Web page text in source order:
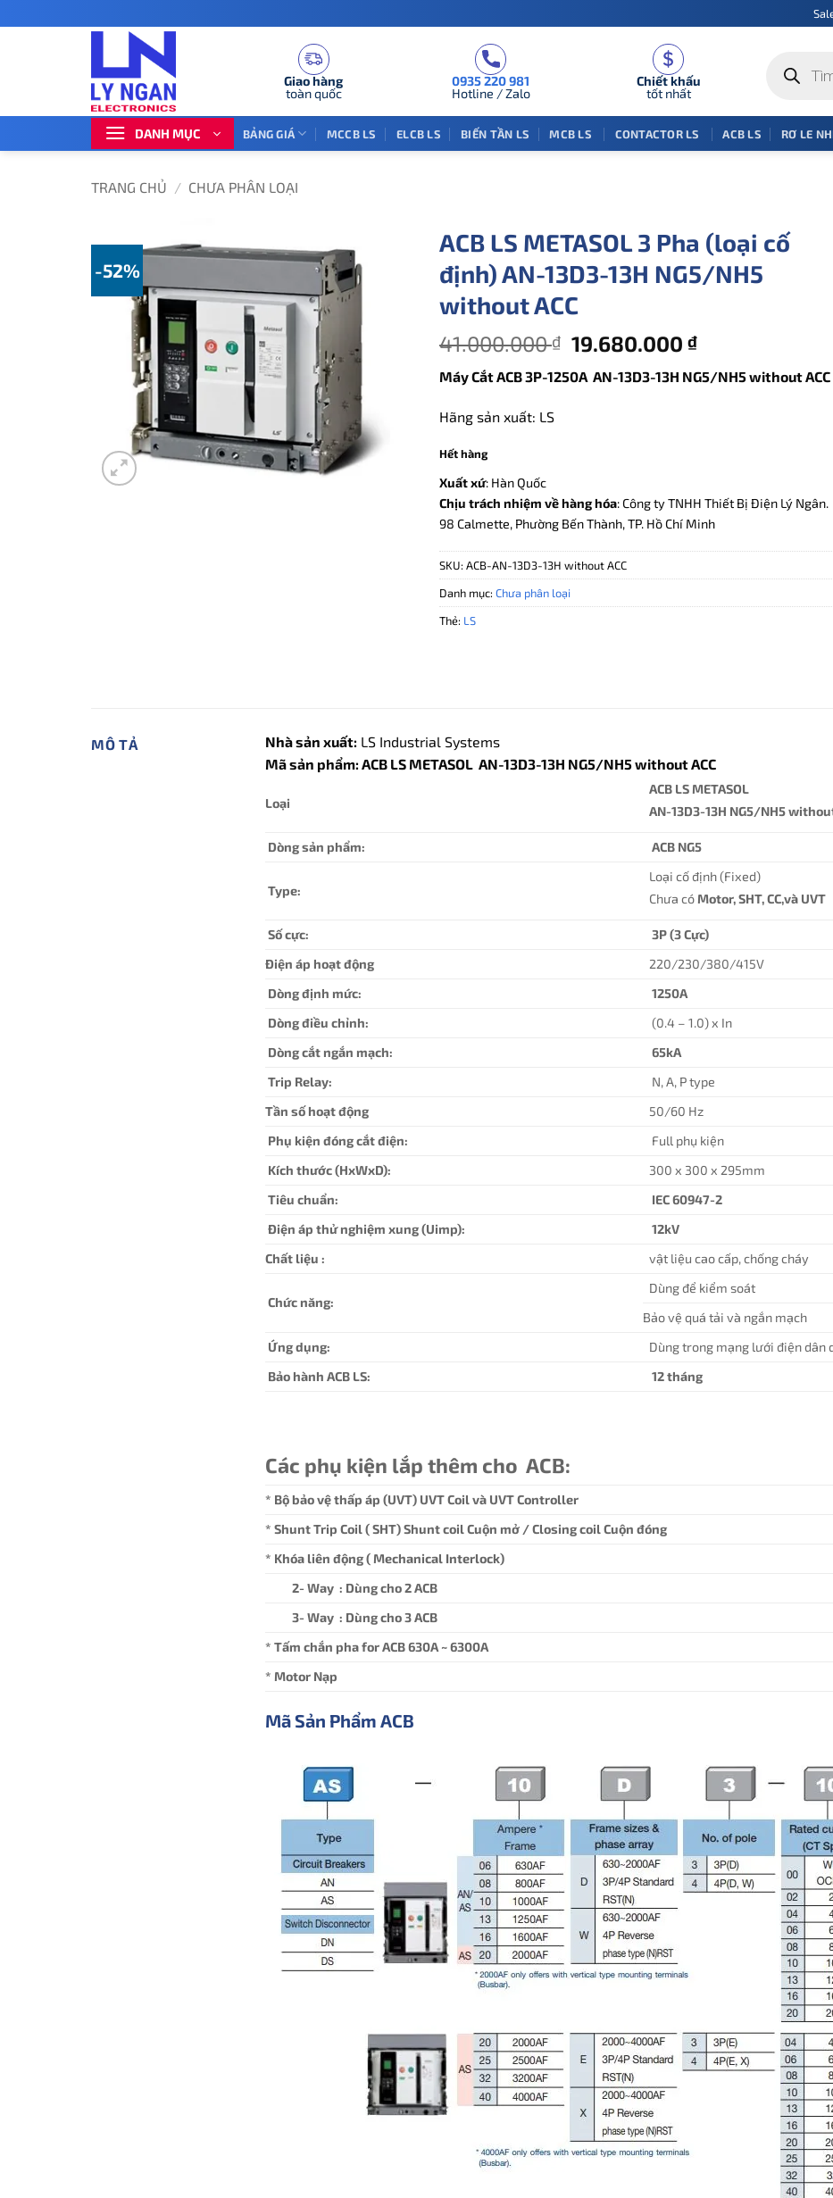
qua
Giao hàng
toàn quốc
0935 220 981
Hotline / Zalo
Chiết khấu
tốt nhất
kiếm
DANH MỤC BẢNG GIÁ MCCB LS ELCB LS BIẾN TẦN LS MCB LS CONTACTOR LS ACB LS RƠ LE
TRANG CHỦ / CHƯA PHÂN LOẠI
-52%
ACB LS METASOL 3 Pha (loại cố
định) AN-13D3-13H NG5/NH5
without ACC
41.000.000₫ Giá
là:
19.680.000₫Giá
tại
Máy Cắt ACB 3P-1250A AN-13D3-13H NG5/NH5 without ACC
Hãng sản xuất: LS
Hết hàng
Xuất xứ: Hàn Quốc
Chịu trách nhiệm về hàng hóa: Công ty TNHH Thiết Bị Điện Lý Ngân.
98 Calmette, Phường Bến Thành, TP. Hồ Chí Minh
SKU: ACB-AN-13D3-13H without ACC
Danh mục: Chưa phân loại
Thẻ: LS
MÔ TẢ Nhà sản xuất: LS Industrial Systems
Mã sản phẩm: ACB LS METASOL AN-13D3-13H NG5/NH5 without ACC
Loại
ACB LS METASOL
AN-13D3-13H NG5/NH5
Dòng sản phẩm: ACB NG5
Type:
Loại cố định (Fixed)
Chưa có Motor, SHT, CC,và UVT
Số cực:
3P (3 Cực)
Điện áp hoạt động
220/230/380/415V
Dòng định mức:
1250A
Dòng điều chỉnh:
(0.4 – 1.0) x In
Dòng cắt ngắn mạch:
65kA
Trip Relay:
N, A, P type
Tần số hoạt động
50/60 Hz
Phụ kiện đóng cắt điện:
Full phụ kiện
Kích thước (HxWxD):
300 x 300 x 295mm
Tiêu chuẩn:
IEC 60947-2
Điện áp thử nghiệm xung (Uimp):
12kV
Chất liệu :
vật liệu cao cấp, chống cháy
Chức năng:
Dùng để kiểm soát
Bảo vệ quá tải và ngắn mạch
Ứng dụng:
Dùng trong mạng lưới điện dân
Bảo hành ACB LS:
12 tháng
Các phụ kiện lắp thêm cho ACB:
* Bộ bảo vệ thấp áp (UVT) UVT Coil và UVT Controller
* Shunt Trip Coil ( SHT) Shunt coil Cuộn mở / Closing coil Cuộn đóng
* Khóa liên động ( Mechanical Interlock)
2- Way : Dùng cho 2 ACB
3- Way : Dùng cho 3 ACB
* Tấm chắn pha for ACB 630A ~ 6300A
* Motor Nạp
Mã Sản Phẩm ACB